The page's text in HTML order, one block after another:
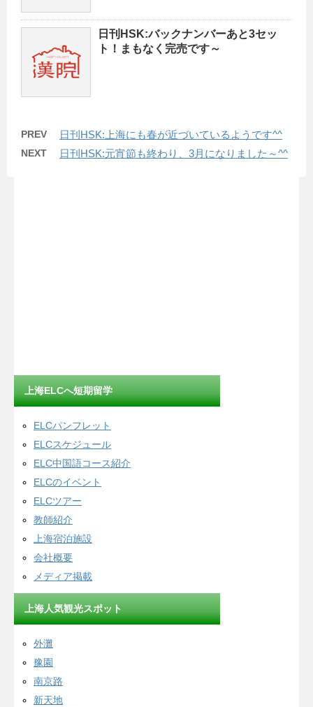
日刊HSK:バックナンバーあと3セッ
ト！まもなく完売です～
PREV 日刊HSK:上海にも春が近づいているようです^^
NEXT 日刊HSK:元宵節も終わり、3月になりました～^^
上海ELCへ短期留学
ELCパンフレット
ELCスケジュール
ELC中国語コース紹介
ELCのイベント
ELCツアー
教師紹介
上海宿泊施設
会社概要
メディア掲載
上海人気観光スポット
外灘
豫園
南京路
新天地